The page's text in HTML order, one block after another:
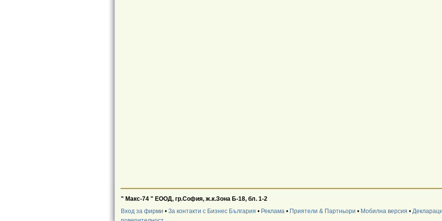
" Макс-74 " ЕООД, гр.София, ж.к.Зона Б-18, бл. 1-2
Вход за фирми • За контакти с Бизнес България • Реклама• Приятели & Партньори • Мобилна версия •